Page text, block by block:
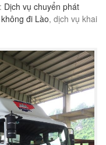
Dịch vụ chuyển phát
đi Lào, dịch vụ khai